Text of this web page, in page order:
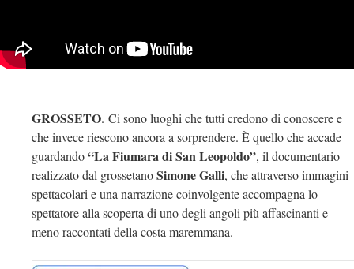
GROSSETO. Ci sono luoghi che tutti credono di conoscere e
che invece riescono ancora a sorprendere. È quello che accade
guardando“La Fiumara di San Leopoldo”, il documentario
realizzato dal grossetanoSimone Galli, che attraverso immagini
spettacolari e una narrazione coinvolgente accompagna lo
spettatore alla scoperta di uno degli angoli più affascinanti e
meno raccontati della costa maremmana.